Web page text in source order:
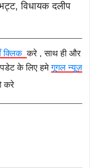
विधायक दलीप
क्लिककरे , साथ ही और
के लिए हमेगूगल न्यूज़
करे